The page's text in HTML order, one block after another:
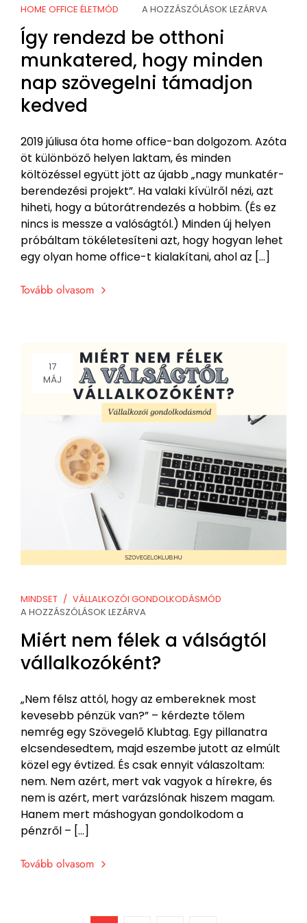
HOME OFFICE ÉLETMÓD A HOZZÁSZÓLÁSOK LEZÁRVA
Így rendezd be otthoni
munkatered, hogy minden
nap szövegelni támadjon
kedved
2019 júliusa óta home office-ban dolgozom. Azóta
öt különböző helyen laktam, és minden
költözéssel együtt jött az újabb „nagy munkatér-
berendezési projekt”. Ha valaki kívülről nézi, azt
hiheti, hogy a bútorátrendezés a hobbim. (És ez
nincs is messze a valóságtól.) Minden új helyen
próbáltam tökéletesíteni azt, hogy hogyan lehet
egy olyan home office-t kialakítani, ahol az […]
Tovább olvasom
17
MÁJ
MINDSET
VÁLLALKOZÓI GONDOLKODÁSMÓD
A HOZZÁSZÓLÁSOK LEZÁRVA
Miért nem félek a válságtól
vállalkozóként?
„Nem félsz attól, hogy az embereknek most
kevesebb pénzük van?” – kérdezte tőlem
nemrég egy Szövegelő Klubtag. Egy pillanatra
elcsendesedtem, majd eszembe jutott az elmúlt
közel egy évtized. És csak ennyit válaszoltam:
nem. Nem azért, mert vak vagyok a hírekre, és
nem is azért, mert varázslónak hiszem magam.
Hanem mert máshogyan gondolkodom a
pénzről – […]
Tovább olvasom